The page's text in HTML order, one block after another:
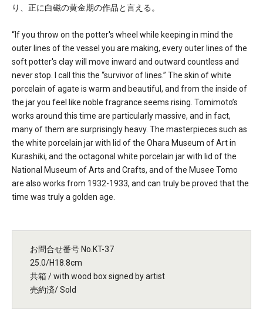
り、正に白磁の黄金期の作品と言える。
“If you throw on the potter's wheel while keeping in mind the
outer lines of the vessel you are making, every outer lines of the
soft potter's clay will move inward and outward countless and
never stop. I call this the “survivor of lines.” The skin of white
porcelain of agate is warm and beautiful, and from the inside of
the jar you feel like noble fragrance seems rising. Tomimoto’s
works around this time are particularly massive, and in fact,
many of them are surprisingly heavy. The masterpieces such as
the white porcelain jar with lid of the Ohara Museum of Art in
Kurashiki, and the octagonal white porcelain jar with lid of the
National Museum of Arts and Crafts, and of the Musee Tomo
are also works from 1932-1933, and can truly be proved that the
time was truly a golden age.
お問合せ番号 No.KT-37
25.0/H18.8cm
共箱 / with wood box signed by artist
売約済/ Sold